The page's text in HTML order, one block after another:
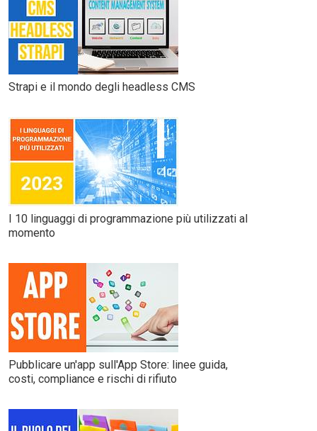
Strapi e il mondo degli headless CMS
I 10 linguaggi di programmazione più utilizzati al
momento
Pubblicare un'app sull'App Store: linee guida,
costi, compliance e rischi di rifiuto